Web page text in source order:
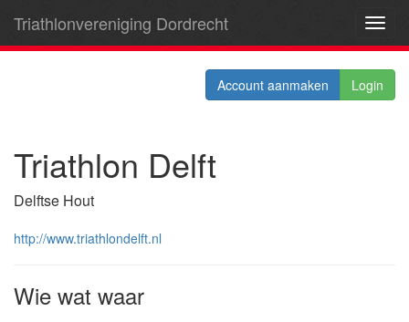
Triathlonvereniging Dordrecht
Account aanmaken Login
Triathlon Delft
Delftse Hout
http://www.triathlondelft.nl
Wie wat waar